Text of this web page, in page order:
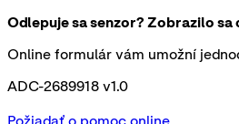
Odlepuje sa senzor? Zobrazilo
Online formulár vám umožní
ADC-2689918 v1.0